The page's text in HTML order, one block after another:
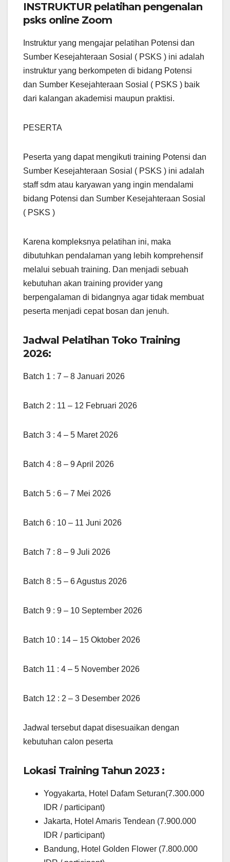
INSTRUKTUR pelatihan pengenalan
psks online Zoom
Instruktur yang mengajar pelatihan Potensi dan
Sumber Kesejahteraan Sosial ( PSKS ) ini adalah
instruktur yang berkompeten di bidang Potensi
dan Sumber Kesejahteraan Sosial ( PSKS ) baik
dari kalangan akademisi maupun praktisi.
PESERTA
Peserta yang dapat mengikuti training Potensi dan
Sumber Kesejahteraan Sosial ( PSKS ) ini adalah
staff sdm atau karyawan yang ingin mendalami
bidang Potensi dan Sumber Kesejahteraan Sosial
( PSKS )
Karena kompleksnya pelatihan ini, maka
dibutuhkan pendalaman yang lebih komprehensif
melalui sebuah training. Dan menjadi sebuah
kebutuhan akan training provider yang
berpengalaman di bidangnya agar tidak membuat
peserta menjadi cepat bosan dan jenuh.
Jadwal Pelatihan Toko Training
2026:
Batch 1 : 7 – 8 Januari 2026
Batch 2 : 11 – 12 Februari 2026
Batch 3 : 4 – 5 Maret 2026
Batch 4 : 8 – 9 April 2026
Batch 5 : 6 – 7 Mei 2026
Batch 6 : 10 – 11 Juni 2026
Batch 7 : 8 – 9 Juli 2026
Batch 8 : 5 – 6 Agustus 2026
Batch 9 : 9 – 10 September 2026
Batch 10 : 14 – 15 Oktober 2026
Batch 11 : 4 – 5 November 2026
Batch 12 : 2 – 3 Desember 2026
Jadwal tersebut dapat disesuaikan dengan
kebutuhan calon peserta
Lokasi Training Tahun 2023 :
Yogyakarta, Hotel Dafam Seturan(7.300.000
IDR / participant)
Jakarta, Hotel Amaris Tendean (7.900.000
IDR / participant)
Bandung, Hotel Golden Flower (7.800.000